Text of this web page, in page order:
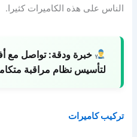
الناس على هذه الكاميرات كثيرا.
خبرة ودقة: تواصل مع
لتأسيس نظام مراقبة
تركيب كاميرات